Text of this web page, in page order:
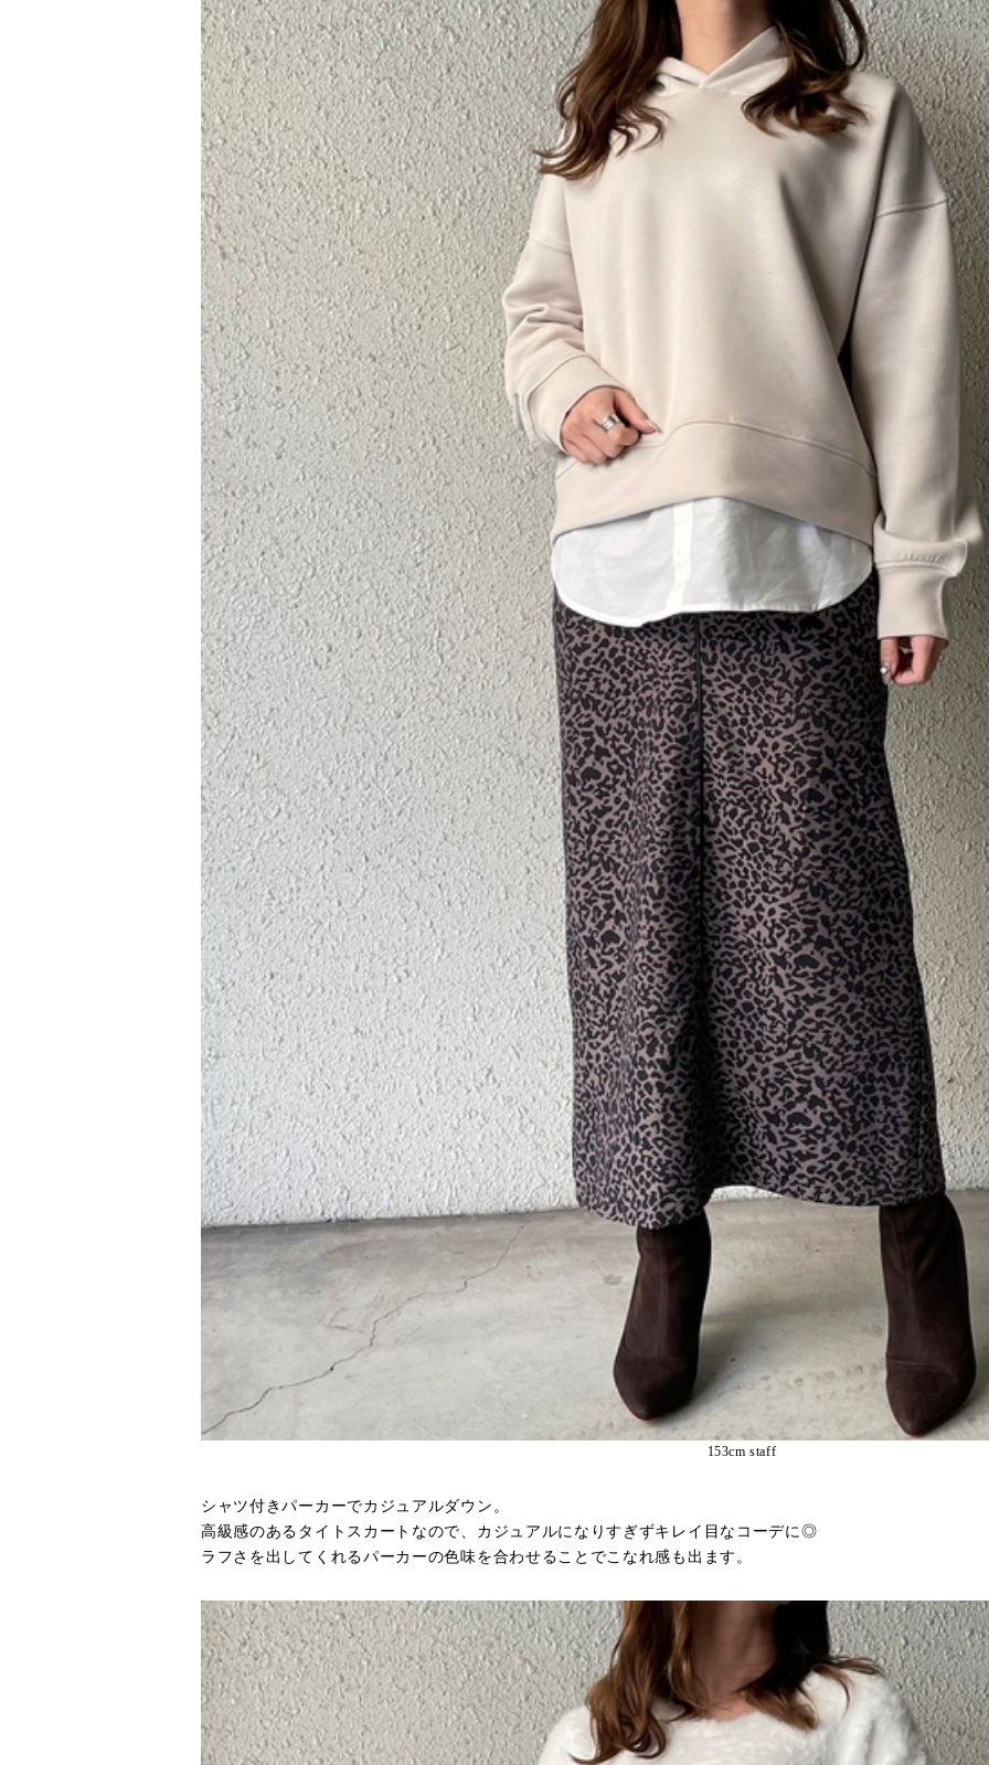
153cm staff
シャツ付きパーカーでカジュアルダウン。
高級感のあるタイトスカートなので、カジュアルになりすぎずキレイ目なコーデに◎
ラフさを出してくれるパーカーの色味を合わせることでこなれ感も出ます。